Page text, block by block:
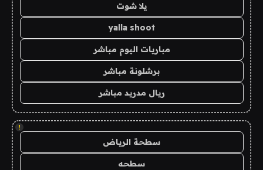
يلا شوت
yalla shoot
مباريات اليوم مباشر
برشلونة مباشر
ريال مدريد مباشر
!
سطحة الرياض
سطحه